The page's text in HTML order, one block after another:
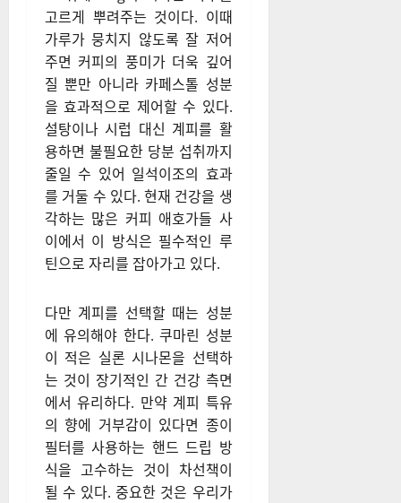
고르게 뿌려주는 것이다. 이때
가루가 뭉치지 않도록 잘 저어
주면 커피의 풍미가 더욱 깊어
질 뿐만 아니라 카페스톨 성분
을 효과적으로 제어할 수 있다.
설탕이나 시럽 대신 계피를 활
용하면 불필요한 당분 섭취까지
줄일 수 있어 일석이조의 효과
를 거둘 수 있다. 현재 건강을 생
각하는 많은 커피 애호가들 사
이에서 이 방식은 필수적인 루
틴으로 자리를 잡아가고 있다.
다만 계피를 선택할 때는 성분
에 유의해야 한다. 쿠마린 성분
이 적은 실론 시나몬을 선택하
는 것이 장기적인 간 건강 측면
에서 유리하다. 만약 계피 특유
의 향에 거부감이 있다면 종이
필터를 사용하는 핸드 드립 방
식을 고수하는 것이 차선책이
될 수 있다. 중요한 것은 우리가